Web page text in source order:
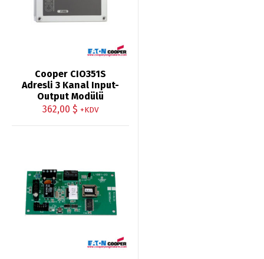
Cooper CIO351S
Adresli 3 Kanal Input-
Output Modülü
362,00 $ +KDV